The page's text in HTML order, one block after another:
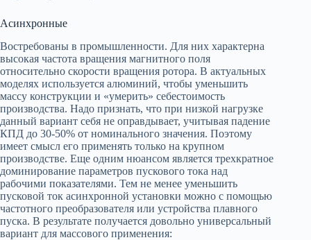
Асинхронные
Востребованы в промышленности. Для них характерна
высокая частота вращения магнитного поля
относительно скорости вращения ротора. В актуальных
моделях используется алюминий, чтобы уменьшить
массу конструкции и «умерить» себестоимость
производства. Надо признать, что при низкой нагрузке
данный вариант себя не оправдывает, учитывая падение
КПД до 30-50% от номинального значения. Поэтому
имеет смысл его применять только на крупном
производстве. Еще одним нюансом является трехкратное
доминирование параметров пускового тока над
рабочими показателями. Тем не менее уменьшить
пусковой ток асинхронной установки можно с помощью
частотного преобразователя или устройства плавного
пуска. В результате получается довольно универсальный
вариант для массового применения: